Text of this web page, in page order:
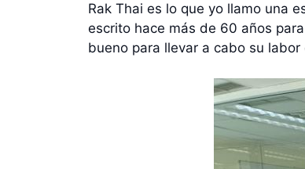
Rak Thai es lo que yo llamo una
escrito hace más de 60 años
bueno para llevar a cabo su